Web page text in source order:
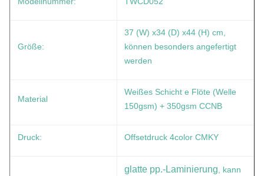
Größe:
37 (W) x34 (D) x44 (H) cm,
können besonders angefertigt
werden
Material
Weißes Schicht e Flöte (Welle
150gsm) + 350gsm CCNB
Druck: Offsetdruck 4color CMKY
glatte pp.-Laminierung , kann